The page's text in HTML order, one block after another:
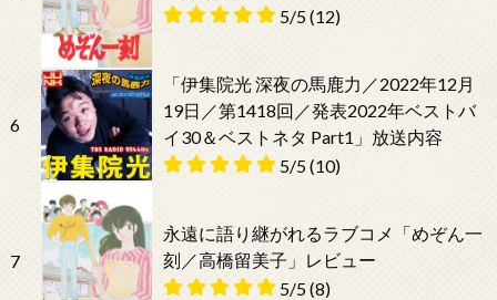
5/5(12)
6
「伊集院光 深夜の馬鹿力／2022年12月
19日／第1418回／発表2022年ベストバ
イ30＆ベストネタ Part1」放送内容
5/5(10)
7
永遠に語り継がれるラブコメ「めぞん一
刻／高橋留美子」レビュー
5/5(8)